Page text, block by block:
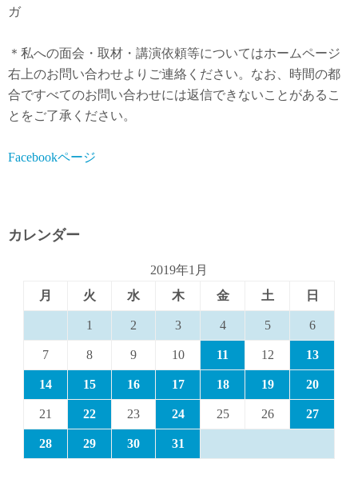
ガ
＊私への面会・取材・講演依頼等についてはホームページ
右上のお問い合わせよりご連絡ください。なお、時間の都
合ですべてのお問い合わせには返信できないことがあるこ
とをご了承ください。
Facebookページ
カレンダー
2019年1月
月
火 水 木 金 土 日
1 2 3 4 5 6
7 8 9 10 11 12 13
14 15 16 17 18 19 20
21 22 23 24 25 26 27
28 29 30 31